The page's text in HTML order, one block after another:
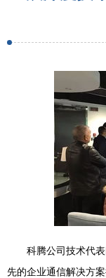
科腾公司技术代
先的企业通信解决方